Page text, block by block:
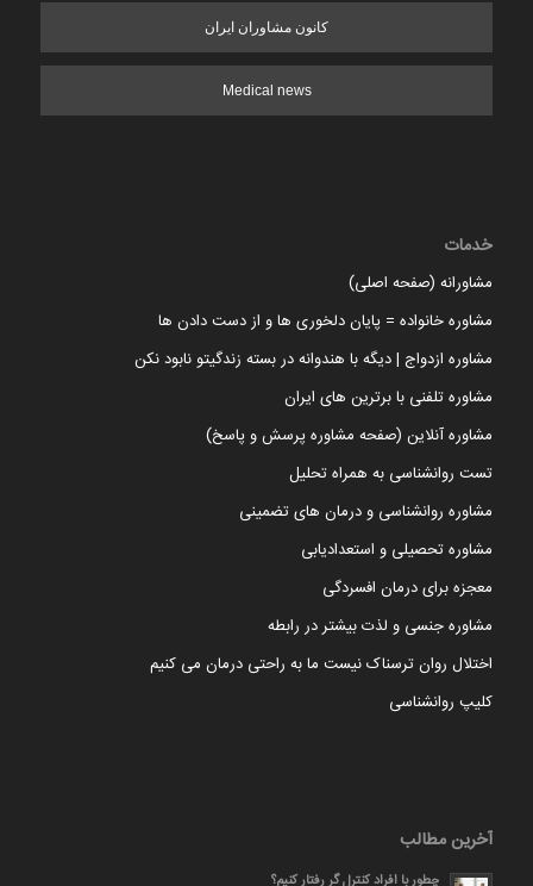
کانون مشاوران ایران
Medical news
خدمات
مشاورانه (صفحه اصلی)
مشاوره خانواده = پایان دلخوری ها و از دست دادن ها
مشاوره ازدواج | دیگه با هندوانه در بسته زندگیتو نابود نکن
مشاوره تلفنی با برترین های ایران
مشاوره آنلاین (صفحه مشاوره پرسش و پاسخ)
تست روانشناسی به همراه تحلیل
مشاوره روانشناسی و درمان های تضمینی
مشاوره تحصیلی و استعدادیابی
معجزه برای درمان افسردگی
مشاوره جنسی و لذت بیشتر در رابطه
اختلال روان ترسناک نیست ما به راحتی درمان می کنیم
کلیپ روانشناسی
آخرین مطالب
چطور با افراد کنترل گر رفتار کنیم؟